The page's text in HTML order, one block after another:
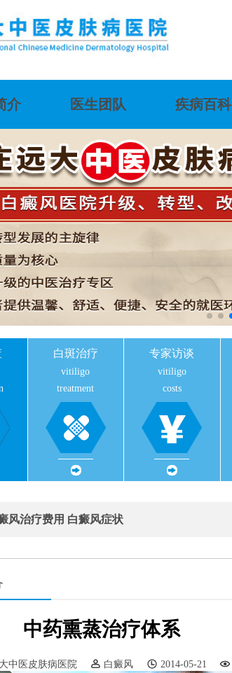
介 医生团队 疾病百科
白斑治疗
vitiligo
treatment
专家访谈
vitiligo
costs
风治疗费用 白癜风症状
中药熏蒸治疗体系
中医皮肤病医院 白癜风 2014-05-21